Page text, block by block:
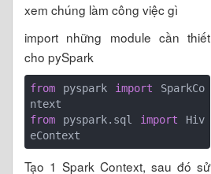
xem chúng làm công việc gì
import những module cần thiết
cho pySpark
from pyspark import SparkCo
from pyspark.sql import Hiv
Tạo 1 Spark Context, sau đó sử